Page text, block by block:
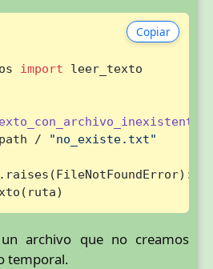
Copiar
import leer_texto
/
"no_existe.txt"
archivo que no creamos
temporal.